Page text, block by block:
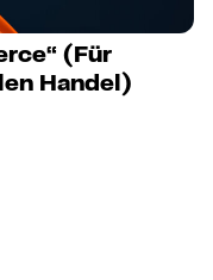
(Für
Handel)